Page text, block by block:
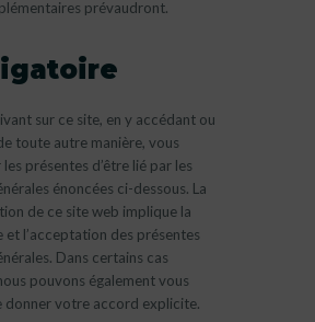
prévaudront.
sur ce site, en y accédant ou
toute autre manière, vous
présentes d’être lié par les
énoncées ci-dessous. La
de ce site web implique la
et l’acceptation des présentes
Dans certains cas
pouvons également vous
donner votre accord explicite.